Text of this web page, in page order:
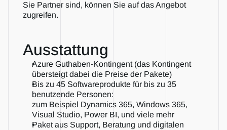
Sie Partner sind, können Sie auf das Angebot
zugreifen.
Ausstattung
Azure Guthaben-Kontingent (das Kontingent
übersteigt dabei die Preise der Pakete)
Bis zu 45 Softwareprodukte für bis zu 35
benutzende Personen:
zum Beispiel Dynamics 365, Windows 365,
Visual Studio, Power BI, und viele mehr
Paket aus Support, Beratung und digitalen